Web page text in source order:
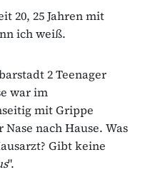
20, 25 Jahren mit
ich weiß.
2 Teenager
war im
mit Grippe
nach Hause. Was
Gibt keine
".